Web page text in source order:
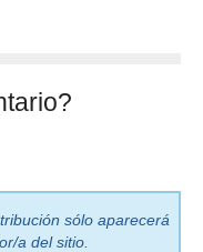
sólo aparecerá
a del sitio.